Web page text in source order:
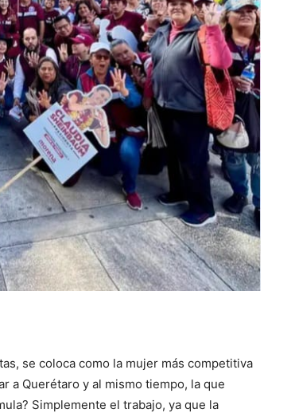
se coloca como la mujer más competitiva
a Querétaro y al mismo tiempo, la que
Simplemente el trabajo, ya que la